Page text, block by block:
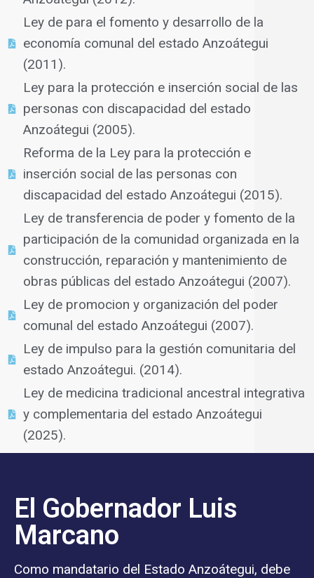
Ley de para el fomento y desarrollo de la
economía comunal del estado Anzoátegui
(2011).
Ley para la protección e inserción social de las
personas con discapacidad del estado
Anzoátegui (2005).
Reforma de la Ley para la protección e
inserción social de las personas con
discapacidad del estado Anzoátegui (2015).
Ley de transferencia de poder y fomento de la
participación de la comunidad organizada en la
construcción, reparación y mantenimiento de
obras públicas del estado Anzoátegui (2007).
Ley de promocion y organización del poder
comunal del estado Anzoátegui (2007).
Ley de impulso para la gestión comunitaria del
estado Anzoátegui. (2014).
Ley de medicina tradicional ancestral integrativa
y complementaria del estado Anzoátegui
(2025).
El Gobernador Luis
Marcano
Como mandatario del Estado Anzoátegui, debe